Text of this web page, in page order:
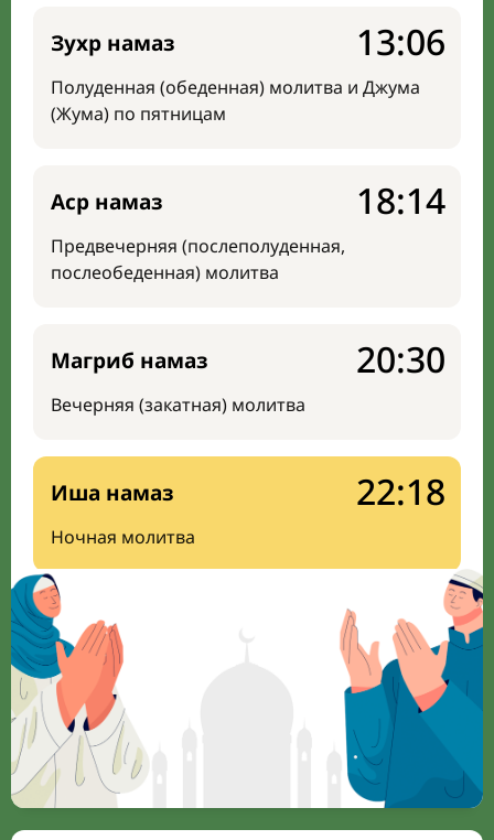
Зухр намаз
Полуденная (обеденная) молитва и Джума
(Жума) по пятницам
13:06
Аср намаз
Предвечерняя (послеполуденная,
послеобеденная) молитва
18:14
Магриб намаз
Вечерняя (закатная) молитва
20:30
Иша намаз
Ночная молитва
22:18